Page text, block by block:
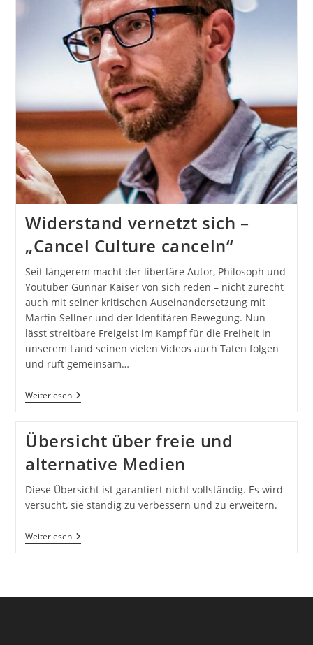
Widerstand vernetzt sich –
„Cancel Culture canceln“
Seit längerem macht der libertäre Autor, Philosoph und
Youtuber Gunnar Kaiser von sich reden – nicht zurecht
auch mit seiner kritischen Auseinandersetzung mit
Martin Sellner und der Identitären Bewegung. Nun
lässt streitbare Freigeist im Kampf für die Freiheit in
unserem Land seinen vielen Videos auch Taten folgen
und ruft gemeinsam…
WeiterlesenWiderstand
Vernetzt
„Cancel
Culture
Canceln“
Übersicht über freie und
alternative Medien
Diese Übersicht ist garantiert nicht vollständig. Es wird
versucht, sie ständig zu verbessern und zu erweitern.
WeiterlesenÜbersicht
Über